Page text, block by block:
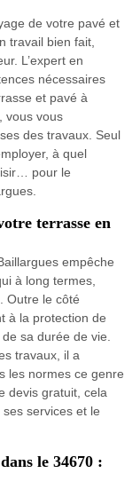
de votre pavé et
travail bien fait,
L’expert en
nécessaires
et pavé à
vous vous
des travaux. Seul
à quel
pour le
terrasse en
empêche
à long termes,
Outre le côté
à la protection de
sa durée de vie.
travaux, il a
les normes ce genre
devis gratuit, cela
services et le
le 34670 :